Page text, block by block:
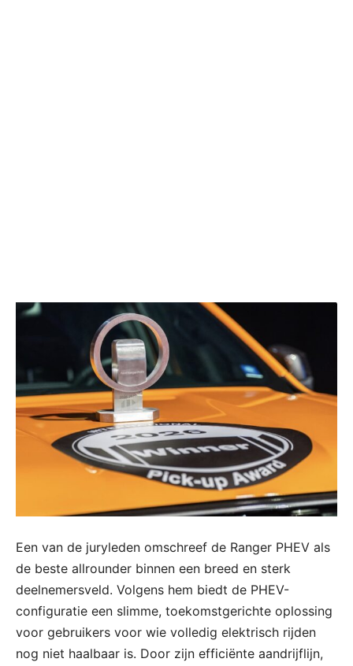
Een van de juryleden omschreef de Ranger PHEV als
de beste allrounder binnen een breed en sterk
deelnemersveld. Volgens hem biedt de PHEV-
configuratie een slimme, toekomstgerichte oplossing
voor gebruikers voor wie volledig elektrisch rijden
nog niet haalbaar is. Door zijn efficiënte aandrijflijn,